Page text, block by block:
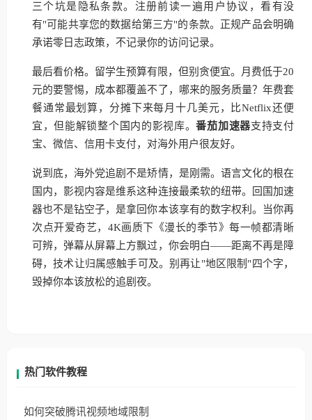
三个坑是隐私条款。注册前读一遍用户协议，看有没
有"可能共享您的数据给第三方"的条款。正规产品会明确
承诺零日志政策，不记录你的访问记录。
最后看价格。留学生预算有限，但别贪便宜。月费低于20
元的要警惕，成本都覆盖不了，哪来的服务质量？年费套
餐通常最划算，分摊下来每月十几美元，比Netflix还便
宜，但能解锁整个国内的影视库。番茄加速器支持支付
宝、微信、信用卡支付，对海外用户很友好。
说到底，海外党追剧不是矫情，是刚需。语言文化的根在
国内，影视内容是维系这种连接最柔软的纽带。回国加速
器也不是钻空子，是拿回你本该享有的数字权利。当你再
次点开爱奇艺，4K画质下《漫长的季节》每一帧都清晰
可辨，弹幕从屏幕上方飘过，你会明白——距离不再是障
碍，技术让归属感触手可及。别再让"地区限制"四个字，
毁掉你本该放松的追剧夜。
热门软件教程
如何突破腾讯视频地域限制